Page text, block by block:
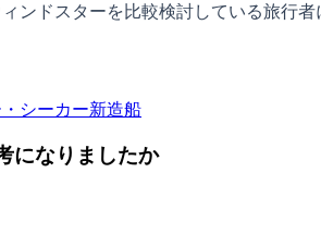
ンドスターを比較検討している旅行
シーカー新造船
になりましたか